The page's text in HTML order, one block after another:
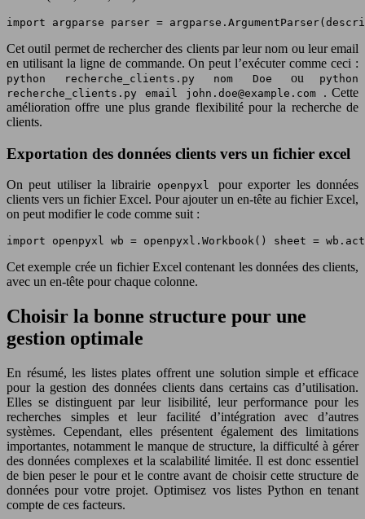
import argparse parser =
Cet outil permet de rechercher des clients par leur nom ou leur email
en utilisant la ligne de commande. On peut l’exécuter comme ceci :
python recherche_clients.py nom Doe ou
python
recherche_clients.py email john.doe@example.com
. Cette
amélioration offre une plus grande flexibilité pour la recherche de
clients.
Exportation des données clients vers un fichier excel
On peut utiliser la librairie openpyxlpour exporter les données
clients vers un fichier Excel. Pour ajouter un en-tête au fichier Excel,
on peut modifier le code comme suit :
import openpyxl wb = openpyxl.Workbook() sheet =
Cet exemple crée un fichier Excel contenant les données des clients,
avec un en-tête pour chaque colonne.
Choisir la bonne structure pour une
gestion optimale
En résumé, les listes plates offrent une solution simple et efficace
pour la gestion des données clients dans certains cas d’utilisation.
Elles se distinguent par leur lisibilité, leur performance pour les
recherches simples et leur facilité d’intégration avec d’autres
systèmes. Cependant, elles présentent également des limitations
importantes, notamment le manque de structure, la difficulté à gérer
des données complexes et la scalabilité limitée. Il est donc essentiel
de bien peser le pour et le contre avant de choisir cette structure de
données pour votre projet. Optimisez vos listes Python en tenant
compte de ces facteurs.